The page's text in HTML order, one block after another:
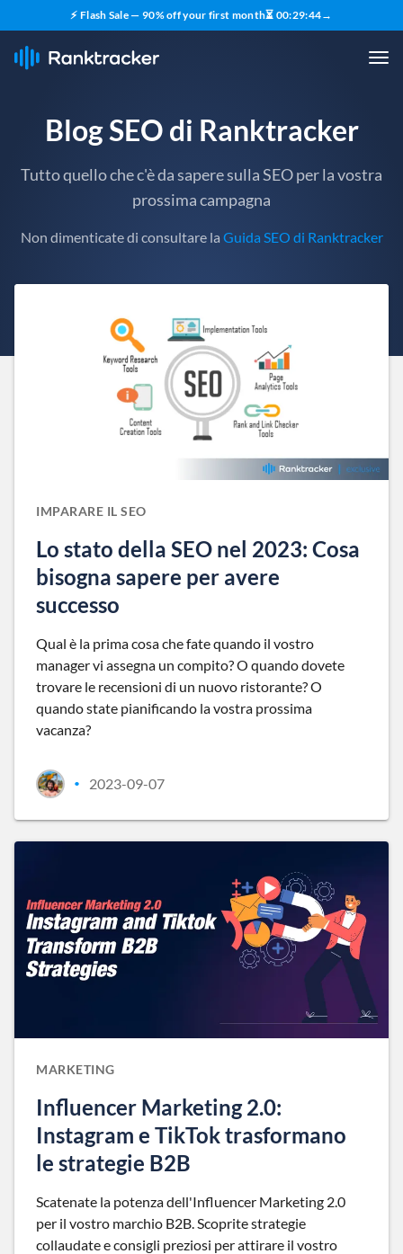
⚡ Flash Sale — 90% off your first month⏳ 00:29:43→
Blog SEO di Ranktracker
Tutto quello che c'è da sapere sulla SEO per la vostra
prossima campagna
Non dimenticate di consultare la Guida SEO di Ranktracker
IMPARARE IL SEO
Lo stato della SEO nel 2023: Cosa
bisogna sapere per avere
successo
Qual è la prima cosa che fate quando il vostro
manager vi assegna un compito? O quando dovete
trovare le recensioni di un nuovo ristorante? O
quando state pianificando la vostra prossima
vacanza?
• 2023-09-07
MARKETING
Influencer Marketing 2.0:
Instagram e TikTok trasformano
le strategie B2B
Scatenate la potenza dell'Influencer Marketing 2.0
per il vostro marchio B2B. Scoprite strategie
collaudate e consigli preziosi per attirare il vostro